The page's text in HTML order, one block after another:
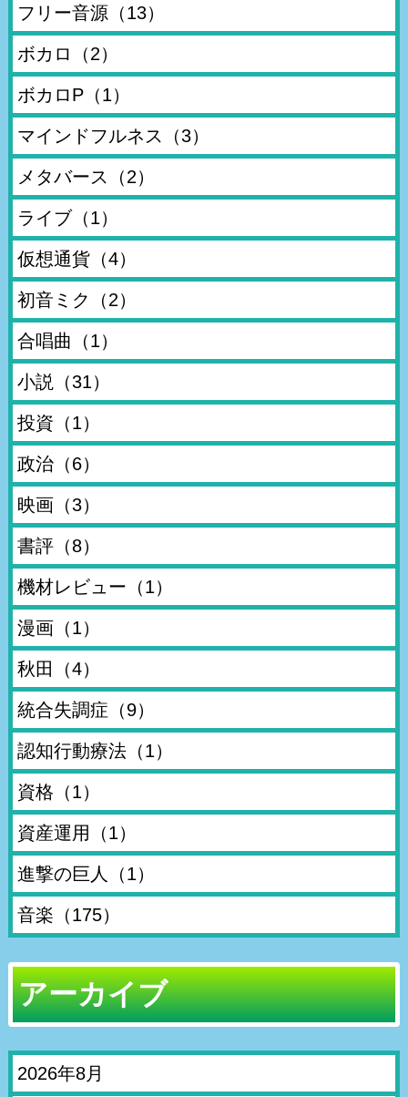
フリー音源（13）
ボカロ （2）
ボカロP（1）
マインドフルネス （3）
メタバース （2）
ライブ（1）
仮想通貨（4）
初音ミク （2）
合唱曲 （1）
小説 （31）
投資 （1）
政治（6）
映画（3）
書評（8）
機材レビュー （1）
漫画（1）
秋田 （4）
統合失調症 （9）
認知行動療法（1）
資格 （1）
資産運用 （1）
進撃の巨人 （1）
音楽 （175）
アーカイブ
2026年8月